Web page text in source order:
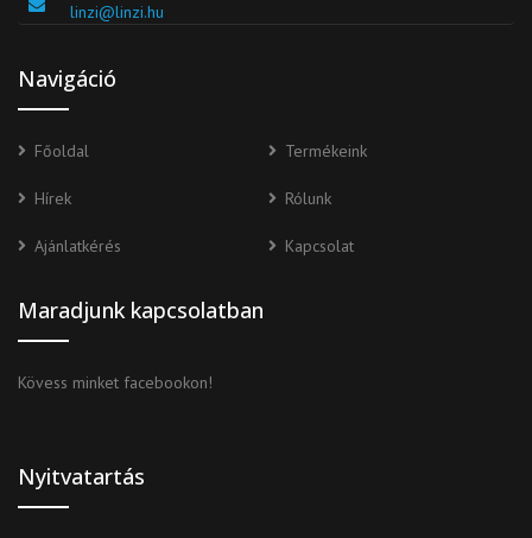
linzi@linzi.hu
Navigáció
Főoldal Termékeink
Hírek Rólunk
Ajánlatkérés Kapcsolat
Maradjunk kapcsolatban
Kövess minket facebookon!
Nyitvatartás